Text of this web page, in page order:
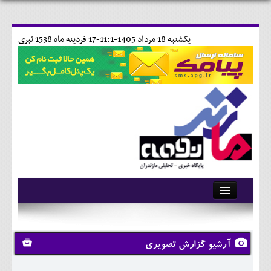
17 فردينه ماه 1538 تبری يکشنبه 18 مرداد 1405-11:1-
آرشیو
تماس با ما
وبلاگ
آرشیو گزارش تصویری